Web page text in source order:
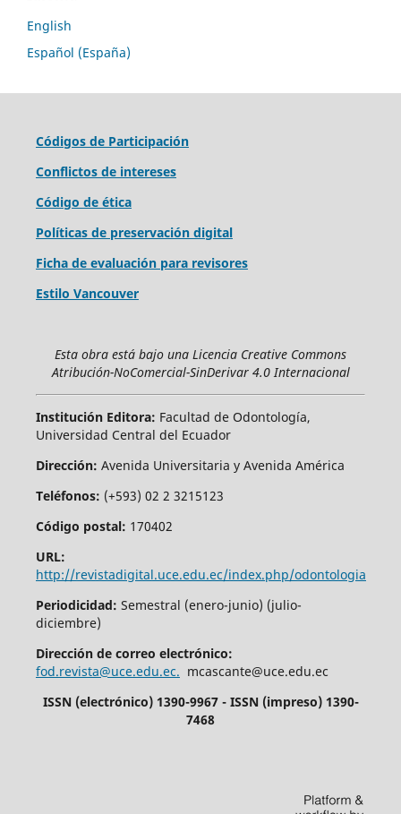
English
Español (España)
Códigos de Participación
Conflictos de intereses
Código de ética
Políticas de preservación digital
Ficha de evaluación para revisores
Estilo Vancouver
Esta obra está bajo una Licencia Creative Commons
Atribución-NoComercial-SinDerivar 4.0 Internacional
Institución Editora: Facultad de Odontología,
Universidad Central del Ecuador
Dirección: Avenida Universitaria y Avenida América
Teléfonos: (+593) 02 2 3215123
Código postal: 170402
URL:
http://revistadigital.uce.edu.ec/index.php/odontologia
Periodicidad: Semestral (enero-junio) (julio-
diciembre)
Dirección de correo electrónico:
fod.revista@uce.edu.ec. mcascante@uce.edu.ec
ISSN (electrónico) 1390-9967 - ISSN (impreso) 1390-
7468